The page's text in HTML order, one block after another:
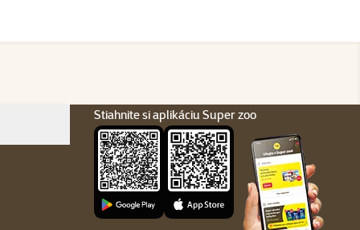
Stiahnite si aplikáciu Super zoo